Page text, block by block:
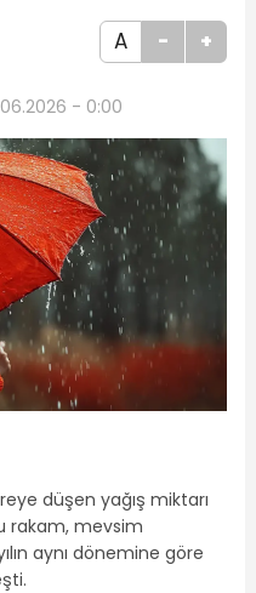
A - +
- 0:00
düşen yağış miktarı
rakam, mevsim
aynı dönemine göre